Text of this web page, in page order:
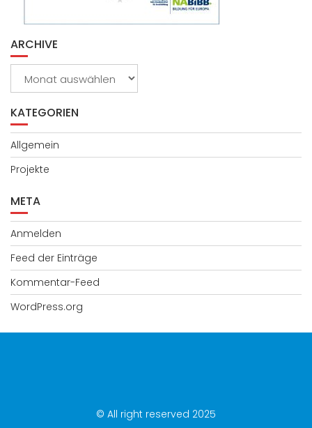
ARCHIVE
KATEGORIEN
Allgemein
Projekte
META
Anmelden
Feed der Einträge
Kommentar-Feed
WordPress.org
© All right reserved 2025